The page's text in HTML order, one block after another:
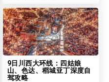
9日川西大环线：四姑娘
山、色达、稻城亚丁深度自
驾攻略